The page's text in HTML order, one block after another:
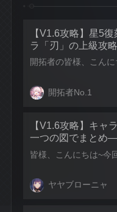
【V1.6攻略】星5復
ラ「刃」の上級攻
み/装備/チーム編成
説
開拓者No.1
【V1.6攻略】キャ
一つの図でまと
「刃」育成攻略
ヤヤブローニャ